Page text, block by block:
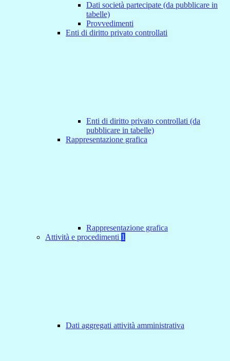
Dati società partecipate (da pubblicare in
tabelle)
Provvedimenti
Enti di diritto privato controllati
Enti di diritto privato controllati (da
pubblicare in tabelle)
Rappresentazione grafica
Rappresentazione grafica
Attività e procedimenti 1
Dati aggregati attività amministrativa